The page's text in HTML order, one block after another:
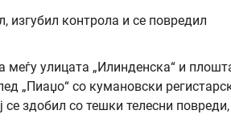
меѓу улицата „Илинденска“ и
„Пиаџо“ со кумановски
здобил со тешки телесни